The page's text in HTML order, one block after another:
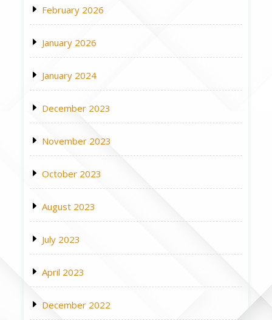
February 2026
January 2026
January 2024
December 2023
November 2023
October 2023
August 2023
July 2023
April 2023
December 2022